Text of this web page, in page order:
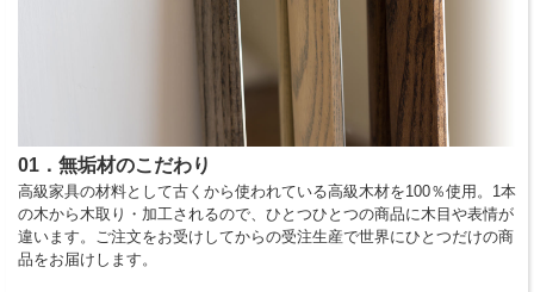
01．無垢材のこだわり
高級家具の材料として古くから使われている高級木材を100％使用。1本
の木から木取り・加工されるので、ひとつひとつの商品に木目や表情が
違います。ご注文をお受けしてからの受注生産で世界にひとつだけの商
品をお届けします。